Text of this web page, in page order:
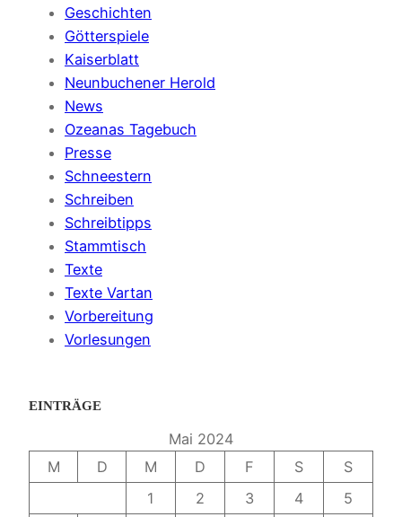
Geschichten
Götterspiele
Kaiserblatt
Neunbuchener Herold
News
Ozeanas Tagebuch
Presse
Schneestern
Schreiben
Schreibtipps
Stammtisch
Texte
Texte Vartan
Vorbereitung
Vorlesungen
EINTRÄGE
Mai 2024
M
D M D F S
S
1
2 3 4 5